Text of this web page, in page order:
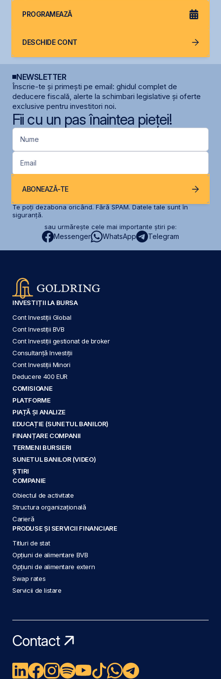
PROGRAMEAZĂ
DESCHIDE CONT
NEWSLETTER
Înscrie-te și primești pe email: ghidul complet de
deducere fiscală, alerte la schimbari legislative și oferte
exclusive pentru investitori noi.
Fii cu un pas înaintea pieței!
Nume
Email
ABONEAZĂ-TE
Te poți dezabona oricând. Fără SPAM. Datele tale sunt în
siguranță.
sau urmărește cele mai importante știri pe:
Messenger WhatsApp Telegram
INVESTIȚII LA BURSA
Cont Investiții Global
Cont Investiții BVB
Cont Investiții gestionat de broker
Consultanță Investiții
Cont Investiții Minori
Deducere 400 EUR
COMISIOANE
PLATFORME
PIAȚĂ ȘI ANALIZE
EDUCAȚIE (SUNETUL BANILOR)
FINANȚARE COMPANII
TERMENI BURSIERI
SUNETUL BANILOR (VIDEO)
ȘTIRI
COMPANIE
Obiectul de activitate
Structura organizațională
Carieră
PRODUSE ȘI SERVICII FINANCIARE
Titluri de stat
Opțiuni de alimentare BVB
Opțiuni de alimentare extern
Swap rates
Servicii de listare
Contact